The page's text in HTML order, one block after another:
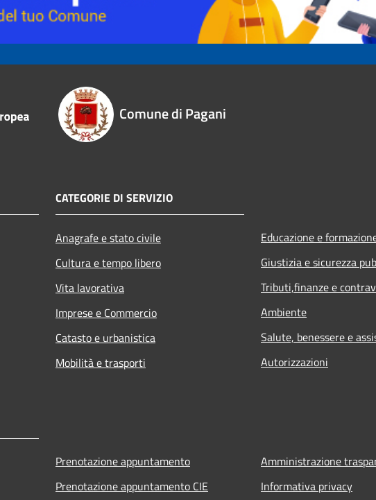
Comune di Pagani
CATEGORIE DI SERVIZIO
Anagrafe e stato civile
Cultura e tempo libero
Vita lavorativa
Imprese e Commercio
Catasto e urbanistica
Mobilità e trasporti
Educazione e
Giustizia e sicurezza
Tributi,finanze e
Ambiente
Salute, benessere e
Autorizzazioni
Prenotazione appuntamento
Prenotazione appuntamento CIE
Amministrazione
Informativa privacy